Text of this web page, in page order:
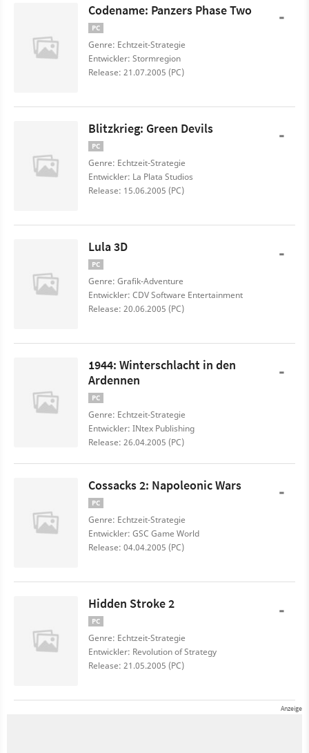
Codename: Panzers Phase Two
PC
Genre: Echtzeit-Strategie
Entwickler: Stormregion
Release: 21.07.2005 (PC)
-
Blitzkrieg: Green Devils
PC
Genre: Echtzeit-Strategie
Entwickler: La Plata Studios
Release: 15.06.2005 (PC)
-
Lula 3D
PC
Genre: Grafik-Adventure
Entwickler: CDV Software Entertainment
Release: 20.06.2005 (PC)
-
1944: Winterschlacht in den
Ardennen
PC
Genre: Echtzeit-Strategie
Entwickler: INtex Publishing
Release: 26.04.2005 (PC)
-
Cossacks 2: Napoleonic Wars
PC
Genre: Echtzeit-Strategie
Entwickler: GSC Game World
Release: 04.04.2005 (PC)
-
Hidden Stroke 2
PC
Genre: Echtzeit-Strategie
Entwickler: Revolution of Strategy
Release: 21.05.2005 (PC)
-